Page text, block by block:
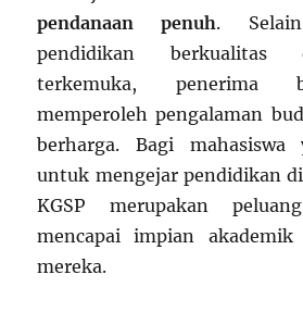
pendanaan penuh. Selain
pendidikan berkualitas
terkemuka, penerima
memperoleh pengalaman
berharga. Bagi mahasiswa
untuk mengejar pendidikan di
KGSP merupakan
mencapai impian
mereka.